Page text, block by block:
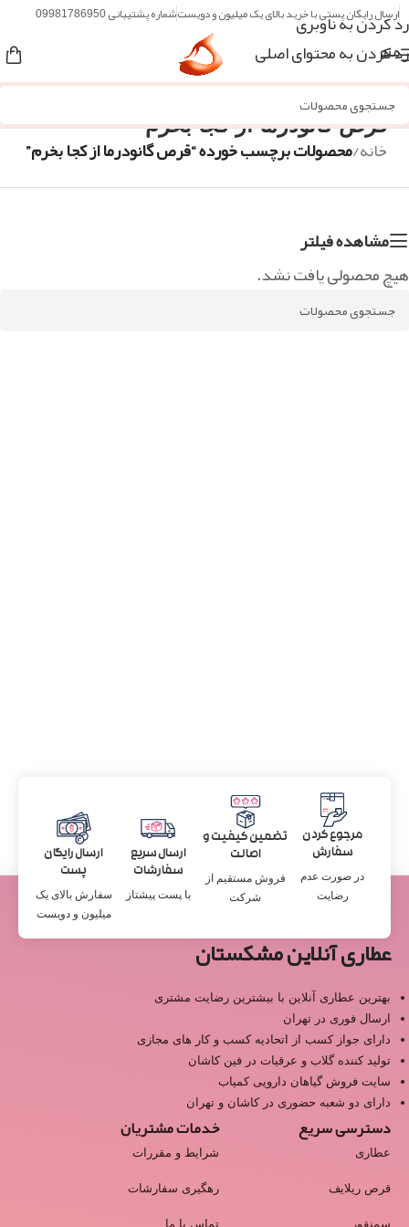
رد کردن به ناوبری
رد کردن به محتوای اصلی
ارسال رایگان پستی با خرید بالای یک میلیون و دویستشماره پشتیبانی 09981786950
منو
قرص گانودرما از کجا بخرم
خانه/محصولات برچسب خورده “قرص گانودرما از کجا بخرم”
مشاهده فیلتر
هیچ محصولی یافت نشد.
مرجوع کردن
سفارش
در صورت عدم
رضایت
تضمین کیفیت و
اصالت
فروش مستقیم از
شرکت
ارسال سریع
سفارشات
با پست پیشتاز
ارسال رایگان
پست
سفارش بالای یک
میلیون و دویست
عطاری آنلاین مشکستان
بهترین عطاری آنلاین با بیشترین رضایت مشتری
ارسال فوری در تهران
دارای جواز کسب از اتحادیه کسب و کار های مجازی
تولید کننده گلاب و عرقیات در فین کاشان
سایت فروش گیاهان دارویی کمیاب
دارای دو شعبه حضوری در کاشان و تهران
دسترسی سریع
عطاری
قرص ریلایف
سمنقور
خدمات مشتریان
شرایط و مقررات
رهگیری سفارشات
تماس با ما